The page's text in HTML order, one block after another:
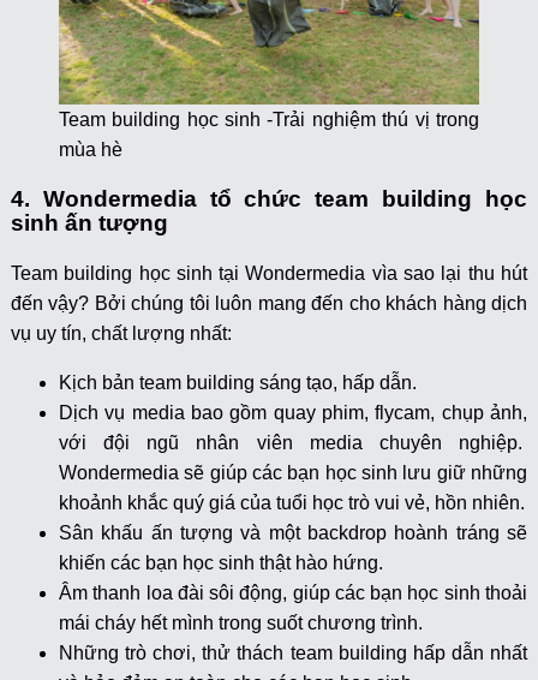
Team building học sinh -Trải nghiệm thú vị trong
mùa hè
4. Wondermedia tổ chức team building học
sinh ấn tượng
Team building học sinh tại Wondermedia vìa sao lại thu hút
đến vậy? Bởi chúng tôi luôn mang đến cho khách hàng dịch
vụ uy tín, chất lượng nhất:
Kịch bản team building sáng tạo, hấp dẫn.
Dịch vụ media bao gồm quay phim, flycam, chụp ảnh,
với đội ngũ nhân viên media chuyên nghiệp.
Wondermedia sẽ giúp các bạn học sinh lưu giữ những
khoảnh khắc quý giá của tuổi học trò vui vẻ, hồn nhiên.
Sân khấu ấn tượng và một backdrop hoành tráng sẽ
khiến các bạn học sinh thật hào hứng.
Âm thanh loa đài sôi động, giúp các bạn học sinh thoải
mái cháy hết mình trong suốt chương trình.
Những trò chơi, thử thách team building hấp dẫn nhất